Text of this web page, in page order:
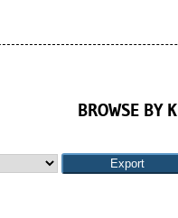
BROWSE BY